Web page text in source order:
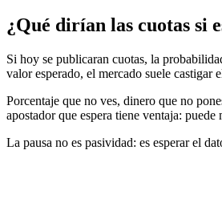
¿Qué dirían las cuotas si
Si hoy se publicaran cuotas, la
valor esperado, el mercado suele castigar
Porcentaje que no ves, dinero que no
apostador que espera tiene ventaja:
La pausa no es pasividad: es esperar el